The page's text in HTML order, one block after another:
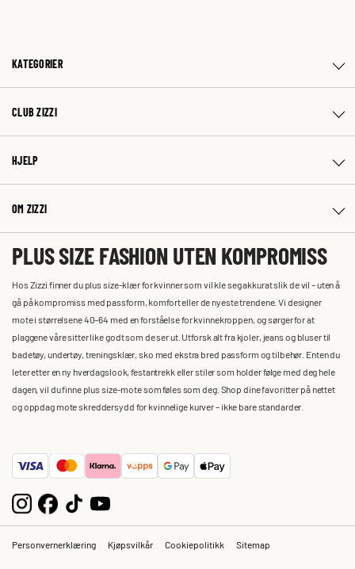
KATEGORIER
CLUB ZIZZI
HJELP
OM ZIZZI
PLUS SIZE FASHION UTEN KOMPROMISS
Hos Zizzi finner du plus size-klær for kvinner som vil kle seg akkurat slik de vil – uten å
gå på kompromiss med passform, komfort eller de nyeste trendene. Vi designer
mote i størrelsene 40–64 med en forståelse for kvinnekroppen, og sørger for at
plaggene våre sitter like godt som de ser ut. Utforsk alt fra kjoler, jeans og bluser til
badetøy, undertøy, treningsklær, sko med ekstra bred passform og tilbehør. Enten du
leter etter en ny hverdagslook, festantrekk eller stiler som holder følge med deg hele
dagen, vil du finne plus size-mote som føles som deg. Shop dine favoritter på nettet
og oppdag mote skreddersydd for kvinnelige kurver – ikke bare standarder.
Personvernerklæring Kjøpsvilkår Cookiepolitikk Sitemap